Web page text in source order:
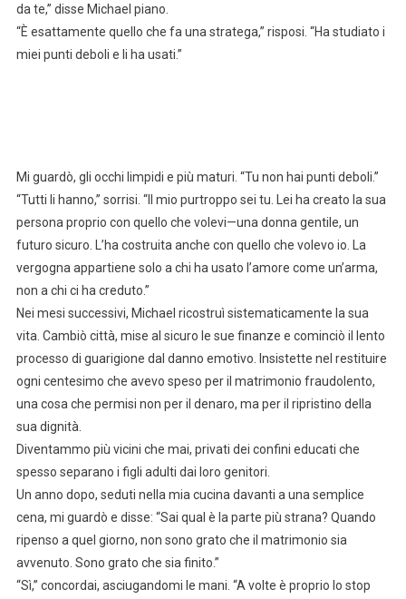
da te,” disse Michael piano.
“È esattamente quello che fa una stratega,” risposi. “Ha studiato i
miei punti deboli e li ha usati.”
Mi guardò, gli occhi limpidi e più maturi. “Tu non hai punti deboli.”
“Tutti li hanno,” sorrisi. “Il mio purtroppo sei tu. Lei ha creato la sua
persona proprio con quello che volevi—una donna gentile, un
futuro sicuro. L’ha costruita anche con quello che volevo io. La
vergogna appartiene solo a chi ha usato l’amore come un’arma,
non a chi ci ha creduto.”
Nei mesi successivi, Michael ricostruì sistematicamente la sua
vita. Cambiò città, mise al sicuro le sue finanze e cominciò il lento
processo di guarigione dal danno emotivo. Insistette nel restituire
ogni centesimo che avevo speso per il matrimonio fraudolento,
una cosa che permisi non per il denaro, ma per il ripristino della
sua dignità.
Diventammo più vicini che mai, privati dei confini educati che
spesso separano i figli adulti dai loro genitori.
Un anno dopo, seduti nella mia cucina davanti a una semplice
cena, mi guardò e disse: “Sai qual è la parte più strana? Quando
ripenso a quel giorno, non sono grato che il matrimonio sia
avvenuto. Sono grato che sia finito.”
“Sì,” concordai, asciugandomi le mani. “A volte è proprio lo stop